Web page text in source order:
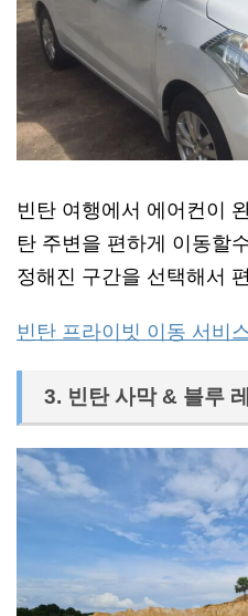
빈탄 여행에서 에어컨이
탄 주변을 편하게 이동할
정해진 구간을 선택해서
빈탄 프라이빗 이동 서비
3. 빈탄 사막 & 블루